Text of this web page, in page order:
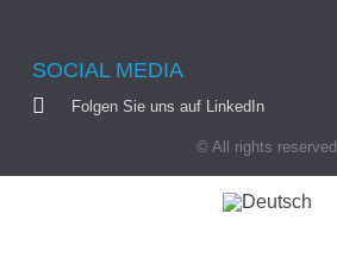
SOCIAL MEDIA
Folgen Sie uns auf LinkedIn
© All rights reserved